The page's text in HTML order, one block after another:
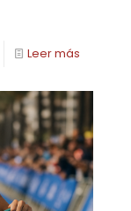
Leer más